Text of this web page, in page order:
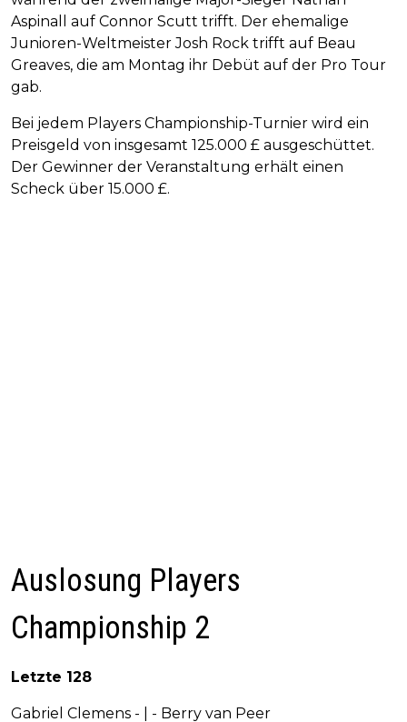
Aspinall auf Connor Scutt trifft. Der ehemalige
Junioren-Weltmeister Josh Rock trifft auf Beau
Greaves, die am Montag ihr Debüt auf der Pro Tour
gab.
Bei jedem Players Championship-Turnier wird ein
Preisgeld von insgesamt 125.000 £ ausgeschüttet.
Der Gewinner der Veranstaltung erhält einen
Scheck über 15.000 £.
Auslosung Players
Championship 2
Letzte 128
Gabriel Clemens - | - Berry van Peer